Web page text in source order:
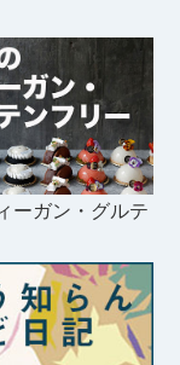
ーガン・グルテ